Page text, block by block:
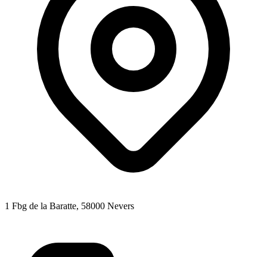
1 Fbg de la Baratte, 58000 Nevers